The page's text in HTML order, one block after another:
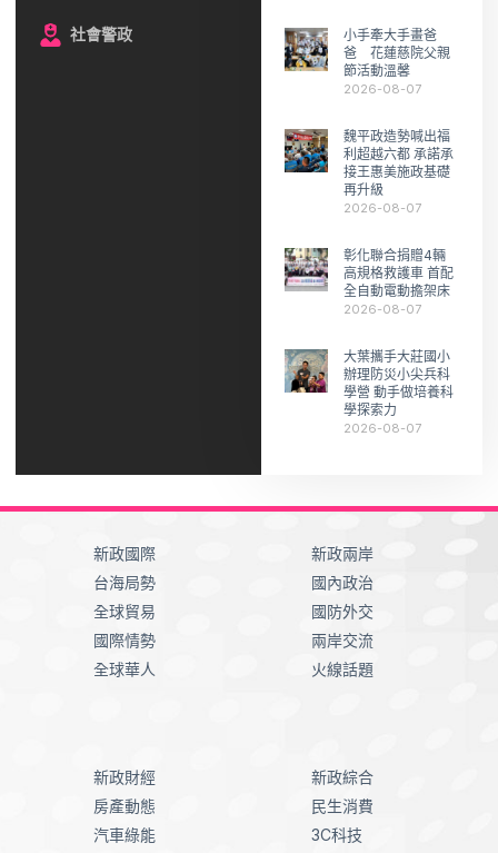
社會警政
小手牽大手畫爸
爸 花蓮慈院父親
節活動溫馨
2026-08-07
魏平政造勢喊出福
利超越六都 承諾承
接王惠美施政基礎
再升級
2026-08-07
彰化聯合捐贈4輛
高規格救護車 首配
全自動電動擔架床
2026-08-07
大葉攜手大莊國小
辦理防災小尖兵科
學營 動手做培養科
學探索力
2026-08-07
新政國際
台海局勢
全球貿易
國際情勢
全球華人
新政兩岸
國內政治
國防外交
兩岸交流
火線話題
新政財經
房產動態
汽車綠能
新政綜合
民生消費
3C科技